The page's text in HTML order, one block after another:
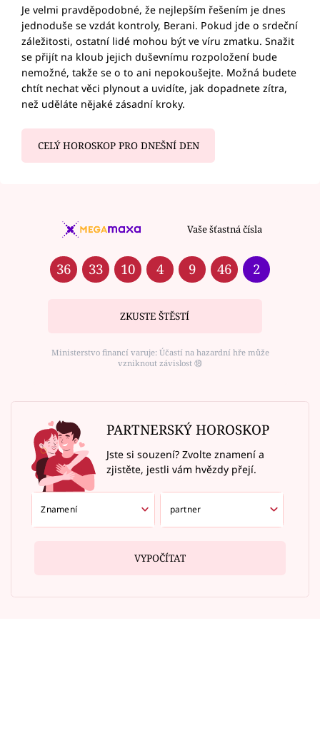
Je velmi pravděpodobné, že nejlepším řešením je dnes
jednoduše se vzdát kontroly, Berani. Pokud jde o srdeční
záležitosti, ostatní lidé mohou být ve víru zmatku. Snažit
se přijít na kloub jejich duševnímu rozpoložení bude
nemožné, takže se o to ani nepokoušejte. Možná budete
chtít nechat věci plynout a uvidíte, jak dopadnete zítra,
než uděláte nějaké zásadní kroky.
CELÝ HOROSKOP PRO DNEŠNÍ DEN
Vaše šťastná čísla
36 33 10 4 9 46 2
ZKUSTE ŠTĚSTÍ
Ministerstvo financí varuje: Účastí na hazardní hře může
vzniknout závislost ⑱
PARTNERSKÝ HOROSKOP
Jste si souzení? Zvolte znamení a
zjistěte, jestli vám hvězdy přejí.
VYPOČÍTAT